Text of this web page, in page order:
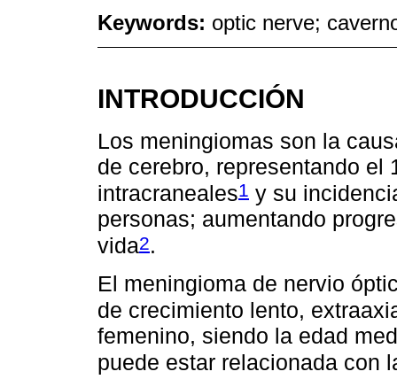
Keywords: optic nerve;
INTRODUCCIÓN
Los meningiomas son la
de cerebro, representando el
intracraneales1 y su
personas; aumentando
vida2.
El meningioma de nervio
de crecimiento lento,
femenino, siendo la edad
puede estar relacionada con